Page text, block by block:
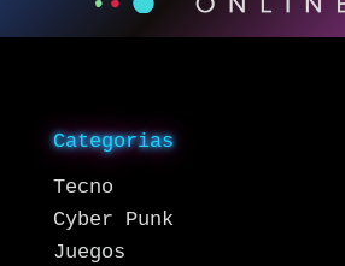
Categorias
Tecno
Cyber Punk
Juegos